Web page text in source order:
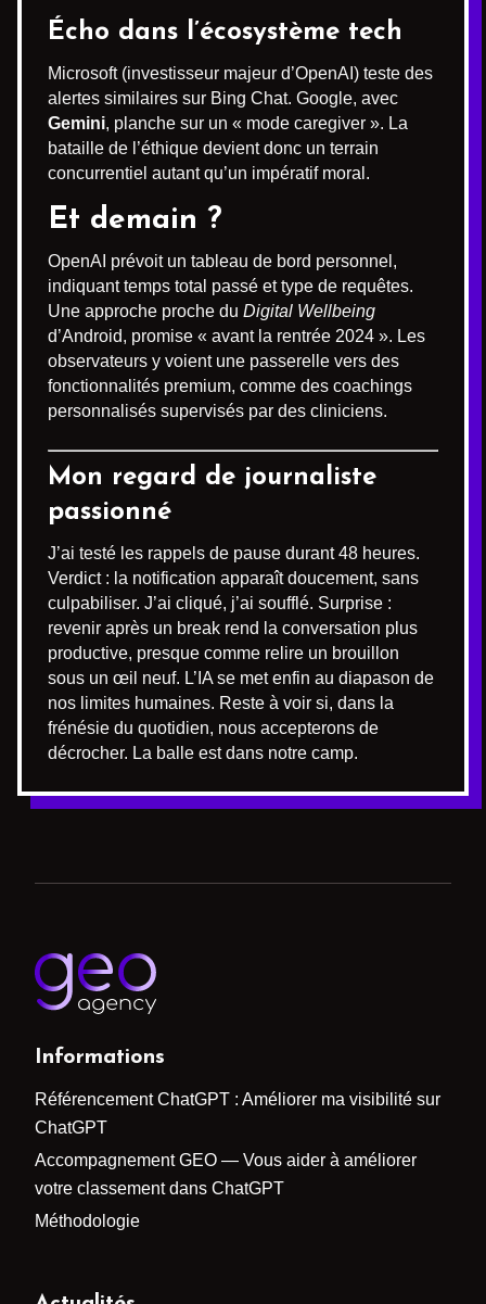
Écho dans l’écosystème tech
Microsoft (investisseur majeur d’OpenAI) teste des
alertes similaires sur Bing Chat. Google, avec
Gemini, planche sur un « mode caregiver ». La
bataille de l’éthique devient donc un terrain
concurrentiel autant qu’un impératif moral.
Et demain ?
OpenAI prévoit un tableau de bord personnel,
indiquant temps total passé et type de requêtes.
Une approche proche du Digital Wellbeing
d’Android, promise « avant la rentrée 2024 ». Les
observateurs y voient une passerelle vers des
fonctionnalités premium, comme des coachings
personnalisés supervisés par des cliniciens.
Mon regard de journaliste
passionné
J’ai testé les rappels de pause durant 48 heures.
Verdict : la notification apparaît doucement, sans
culpabiliser. J’ai cliqué, j’ai soufflé. Surprise :
revenir après un break rend la conversation plus
productive, presque comme relire un brouillon
sous un œil neuf. L’IA se met enfin au diapason de
nos limites humaines. Reste à voir si, dans la
frénésie du quotidien, nous accepterons de
décrocher. La balle est dans notre camp.
Informations
Référencement ChatGPT : Améliorer ma visibilité sur
ChatGPT
Accompagnement GEO — Vous aider à améliorer
votre classement dans ChatGPT
Méthodologie